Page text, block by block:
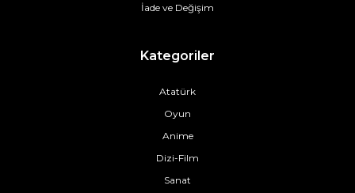
İade ve Değişim
Kategoriler
Atatürk
Oyun
Anime
Dizi-Film
Sanat